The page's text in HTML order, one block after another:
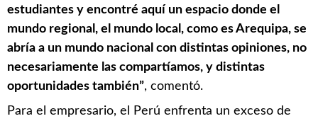
estudiantes y encontré aquí un espacio donde el
mundo regional, el mundo local, como es Arequipa, se
abría a un mundo nacional con distintas opiniones, no
necesariamente las compartíamos, y distintas
oportunidades también”, comentó.
Para el empresario, el Perú enfrenta un exceso de